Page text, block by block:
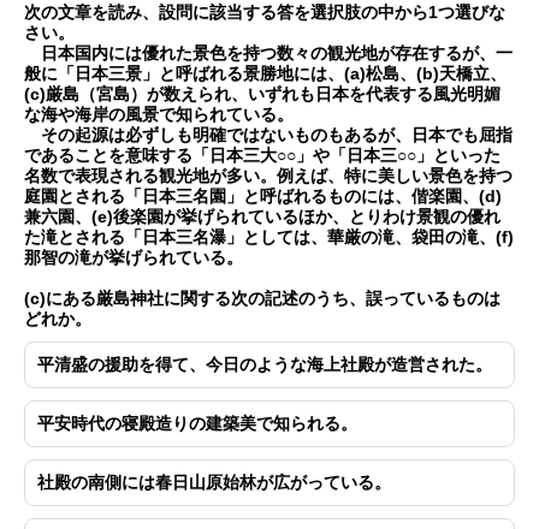
次の文章を読み、設問に該当する答を選択肢の中から1つ選びな
さい。
日本国内には優れた景色を持つ数々の観光地が存在するが、一
般に「日本三景」と呼ばれる景勝地には、(a)松島、(b)天橋立、
(c)厳島（宮島）が数えられ、いずれも日本を代表する風光明媚
な海や海岸の風景で知られている。
その起源は必ずしも明確ではないものもあるが、日本でも屈指
であることを意味する「日本三大○○」や「日本三○○」といった
名数で表現される観光地が多い。例えば、特に美しい景色を持つ
庭園とされる「日本三名園」と呼ばれるものには、偕楽園、(d)
兼六園、(e)後楽園が挙げられているほか、とりわけ景観の優れ
た滝とされる「日本三名瀑」としては、華厳の滝、袋田の滝、(f)
那智の滝が挙げられている。
(c)にある厳島神社に関する次の記述のうち、誤っているものは
どれか。
平清盛の援助を得て、今日のような海上社殿が造営された。
平安時代の寝殿造りの建築美で知られる。
社殿の南側には春日山原始林が広がっている。